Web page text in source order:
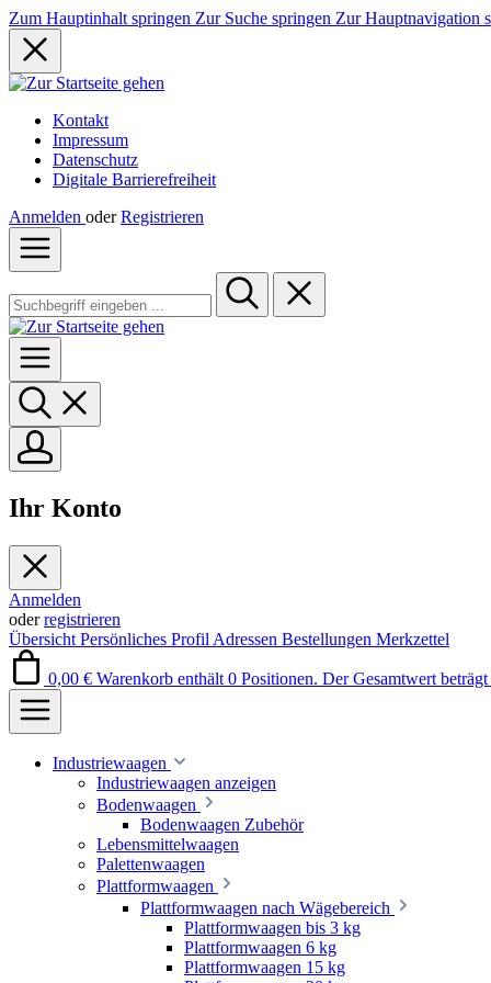
Zum Hauptinhalt springen Zur Suche springen Zur Hauptnavigation
Kontakt
Impressum
Datenschutz
Digitale Barrierefreiheit
Anmelden oder Registrieren
Ihr Konto
Anmelden
oderregistrieren
Übersicht Persönliches Profil Adressen Bestellungen Merkzettel
0,00 € Warenkorb enthält 0 Positionen. Der Gesamtwert
Industriewaagen
Industriewaagen anzeigen
Bodenwaagen
Bodenwaagen Zubehör
Lebensmittelwaagen
Palettenwaagen
Plattformwaagen
Plattformwaagen nach Wägebereich
Plattformwaagen bis 3 kg
Plattformwaagen 6 kg
Plattformwaagen 15 kg